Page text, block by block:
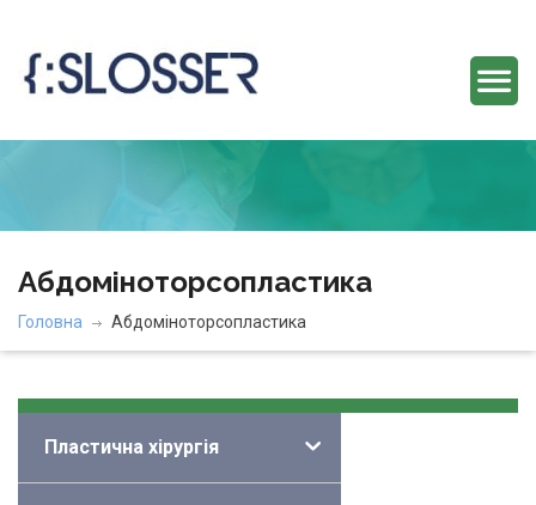
Абдоміноторсопластика
Головна Абдоміноторсопластика
Категорії
Пластична хірургія